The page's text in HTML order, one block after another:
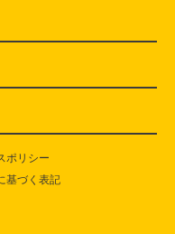
ポリシー
基づく表記